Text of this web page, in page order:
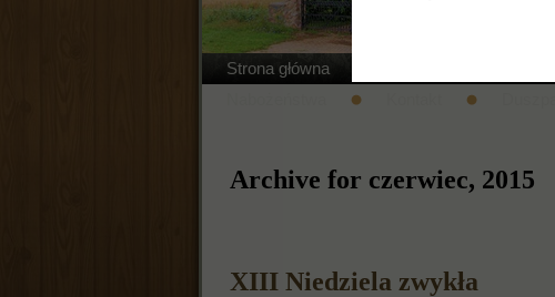
Strona główna
Archive for czerwiec, 2015
XIII Niedziela zwykła